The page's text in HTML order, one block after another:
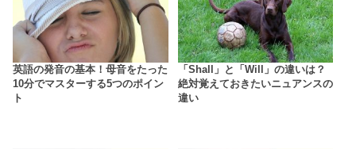
英語の発音の基本！母音をたった
10分でマスターする5つのポイン
ト
「Shall」と「Will」の違いは？
絶対覚えておきたいニュアンスの
違い